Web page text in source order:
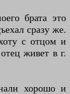
брата это
сразу же.
с отцом и
живет в г.
хорошо и